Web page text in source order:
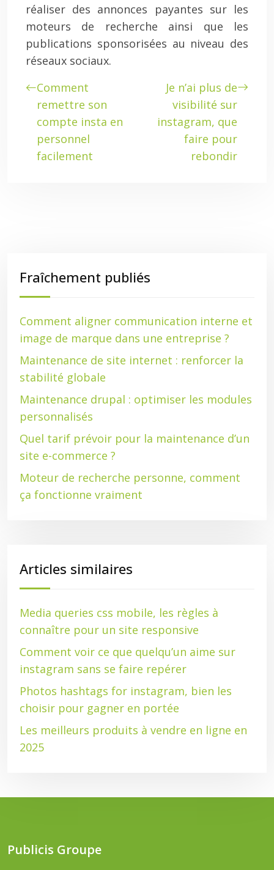
réaliser des annonces payantes sur les
moteurs de recherche ainsi que les
publications sponsorisées au niveau des
réseaux sociaux.
Comment
remettre son
compte insta en
personnel
facilement
Je n’ai plus de
visibilité sur
instagram, que
faire pour
rebondir
Fraîchement publiés
Comment aligner communication interne et
image de marque dans une entreprise ?
Maintenance de site internet : renforcer la
stabilité globale
Maintenance drupal : optimiser les modules
personnalisés
Quel tarif prévoir pour la maintenance d’un
site e-commerce ?
Moteur de recherche personne, comment
ça fonctionne vraiment
Articles similaires
Media queries css mobile, les règles à
connaître pour un site responsive
Comment voir ce que quelqu’un aime sur
instagram sans se faire repérer
Photos hashtags for instagram, bien les
choisir pour gagner en portée
Les meilleurs produits à vendre en ligne en
2025
Publicis Groupe